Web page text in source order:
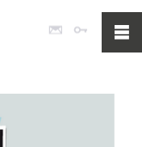
Poczta